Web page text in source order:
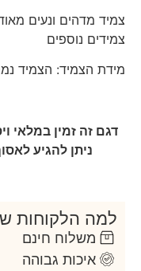
צמיד מדהים ונעים
צמידים נוספים
מידת הצמיד: הצמיד
ניתן להגיע
למה הלקוחות
משלוח חינם
איכות גבוהה